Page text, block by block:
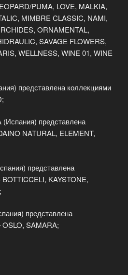
PUMA, LOVE, MALKIA,
MIMBRE CLASSIC, NAMI,
ORNAMENTAL,
SAVAGE FLOWERS,
WELLNESS, WINE 01, WINE
представлена коллекциями
представлена
NATURAL, ELEMENT,
представлена
KAYSTONE,
представлена
OSLO, SAMARA;